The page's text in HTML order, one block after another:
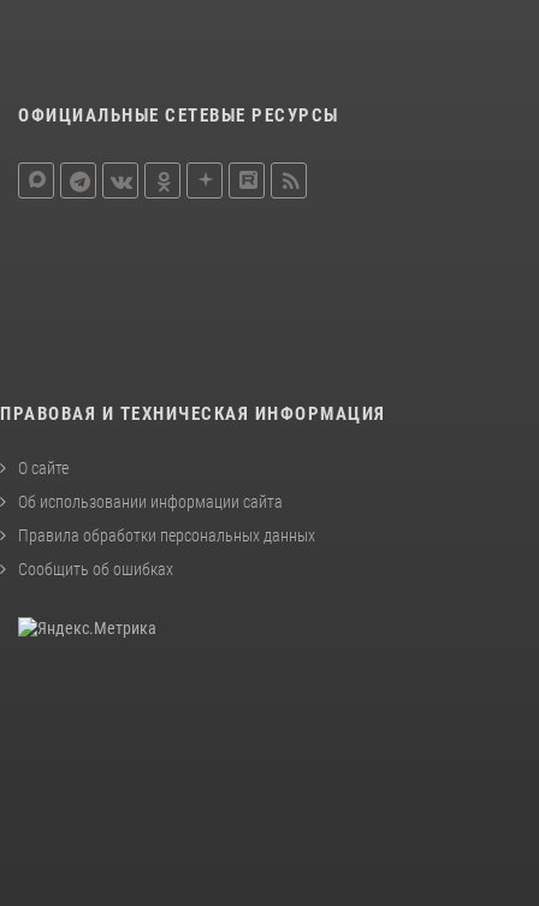
ОФИЦИАЛЬНЫЕ СЕТЕВЫЕ РЕСУРСЫ
ПРАВОВАЯ И ТЕХНИЧЕСКАЯ ИНФОРМАЦИЯ
О сайте
Об использовании информации сайта
Правила обработки персональных данных
Сообщить об ошибках